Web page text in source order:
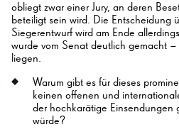
obliegt zwar einer Jury, an deren
beteiligt sein wird. Die Entscheidung
Siegerentwurf wird am Ende
wurde vom Senat deutlich gemacht
liegen.
Warum gibt es für dieses
keinen offenen und
der hochkarätige Einsendungen
würde?